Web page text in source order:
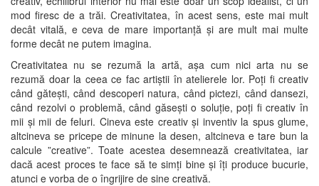
mod firesc de a trăi. Creativitatea, în acest sens, este mai mult
decât vitală, e ceva de mare importanță și are mult mai multe
forme decât ne putem imagina.
Creativitatea nu se rezumă la artă, așa cum nici arta nu se
rezumă doar la ceea ce fac artiștii în atelierele lor. Poți fi creativ
când gătești, când descoperi natura, când pictezi, când dansezi,
când rezolvi o problemă, când găsești o soluție, poți fi creativ în
mii și mii de feluri. Cineva este creativ și inventiv la spus glume,
altcineva se pricepe de minune la desen, altcineva e tare bun la
calcule ”creative”. Toate acestea desemnează creativitatea, iar
dacă acest proces te face să te simți bine și îți produce bucurie,
atunci e vorba de o îngrijire de sine creativă.